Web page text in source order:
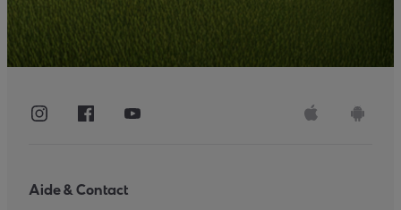
Aide & Contact